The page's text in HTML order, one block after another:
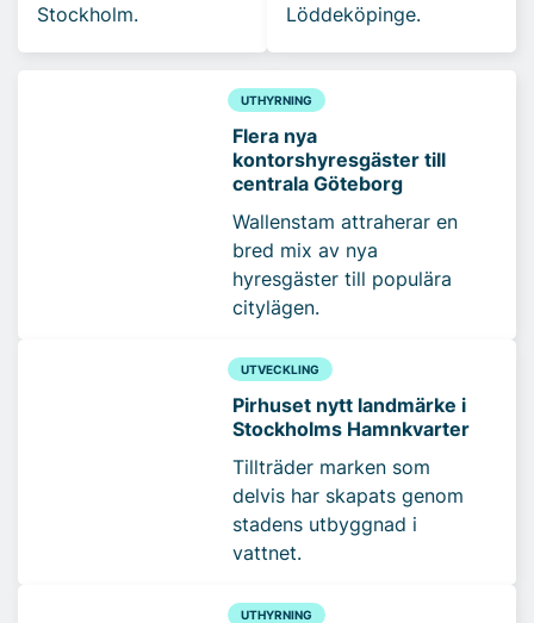
Stockholm.
Löddeköpinge.
UTHYRNING
Flera nya
kontorshyresgäster till
centrala Göteborg
Wallenstam attraherar en
bred mix av nya
hyresgäster till populära
citylägen.
UTVECKLING
Pirhuset nytt landmärke i
Stockholms Hamnkvarter
Tillträder marken som
delvis har skapats genom
stadens utbyggnad i
vattnet.
UTHYRNING